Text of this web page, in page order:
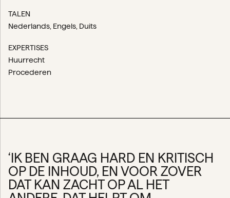
TALEN
Nederlands Engels Duits
EXPERTISES
Huurrecht
Procederen
‘IK BEN GRAAG HARD EN KRITISCH
OP DE INHOUD, EN VOOR ZOVER
DAT KAN ZACHT OP AL HET